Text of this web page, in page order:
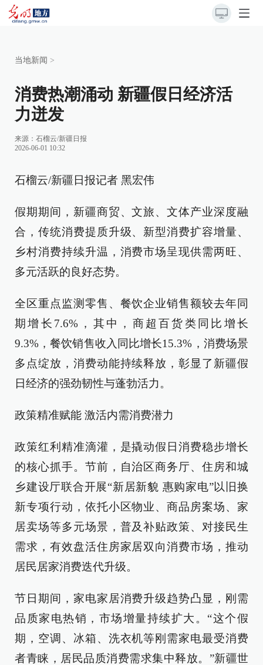
当地新闻 >
消费热潮涌动 新疆假日经济活
力迸发
来源： 石榴云/新疆日报
2026-06-01 10:32
石榴云/新疆日报记者 黑宏伟
假期期间，新疆商贸、文旅、文体产业深度融
合，传统消费提质升级、新型消费扩容增量、
乡村消费持续升温，消费市场呈现供需两旺、
多元活跃的良好态势。
全区重点监测零售、餐饮企业销售额较去年同
期增长7.6%，其中，商超百货类同比增长
9.3%，餐饮销售收入同比增长15.3%，消费场景
多点绽放，消费动能持续释放，彰显了新疆假
日经济的强劲韧性与蓬勃活力。
政策精准赋能 激活内需消费潜力
政策红利精准滴灌，是撬动假日消费稳步增长
的核心抓手。节前，自治区商务厅、住房和城
乡建设厅联合开展“新居新貌 惠购家电”以旧换
新专项行动，依托小区物业、商品房案场、家
居卖场等多元场景，普及补贴政策、对接民生
需求，有效盘活住房家居双向消费市场，推动
居民居家消费迭代升级。
节日期间，家电家居消费升级趋势凸显，刚需
品质家电热销，市场增量持续扩大。“这个假
期，空调、冰箱、洗衣机等刚需家电最受消费
者青睐，居民品质消费需求集中释放。”新疆世